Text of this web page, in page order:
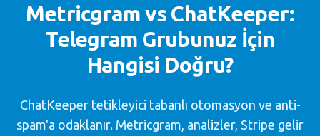
Metricgram vs ChatKeeper:
Telegram Grubunuz İçin
Hangisi Doğru?
ChatKeeper tetikleyici tabanlı otomasyon ve anti-
spam'a odaklanır. Metricgram, analizler, Stripe gelir